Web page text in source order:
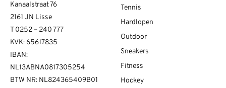
Kanaalstraat 76
2161 JN Lisse
T 0252 – 240 777
KVK: 65617835
IBAN:
NL13ABNA0817305254
BTW NR: NL824365409B01
Tennis
Hardlopen
Outdoor
Sneakers
Fitness
Hockey